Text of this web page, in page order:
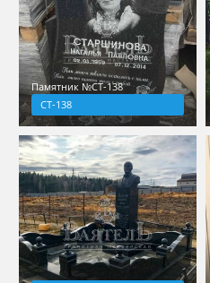
Памятник №СТ-138
СТ-138